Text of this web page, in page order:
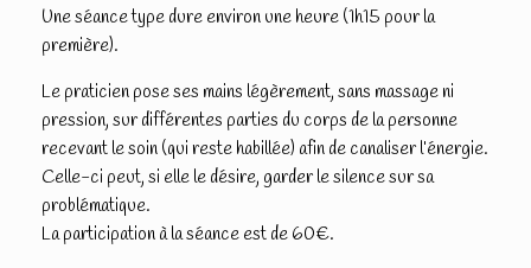
Une séance type dure environ une heure (1h15 pour la
première).
Le praticien pose ses mains légèrement, sans massage ni
pression, sur différentes parties du corps de la personne
recevant le soin (qui reste habillée) afin de canaliser l’énergie.
Celle-ci peut, si elle le désire, garder le silence sur sa
problématique.
La participation à la séance est de 60€.